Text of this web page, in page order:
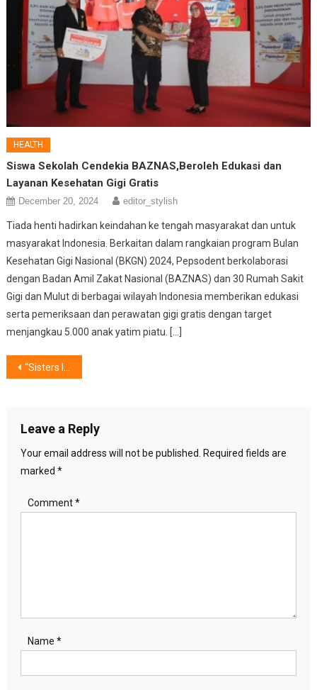
HEALTH
Siswa Sekolah Cendekia BAZNAS,Beroleh Edukasi dan
Layanan Kesehatan Gigi Gratis
December 20, 2024 editor_stylish
Tiada henti hadirkan keindahan ke tengah masyarakat dan untuk
masyarakat Indonesia. Berkaitan dalam rangkaian program Bulan
Kesehatan Gigi Nasional (BKGN) 2024, Pepsodent berkolaborasi
dengan Badan Amil Zakat Nasional (BAZNAS) dan 30 Rumah Sakit
Gigi dan Mulut di berbagai wilayah Indonesia memberikan edukasi
serta pemeriksaan dan perawatan gigi gratis dengan target
menjangkau 5.000 anak yatim piatu. […]
Post
“Sisters In Harmony” :Jalinan Kasih Tiga Saudari dalam Perjalanan Musik
Leave a Reply
Your email address will not be published.
Required fields are
marked *
Comment*
Name *